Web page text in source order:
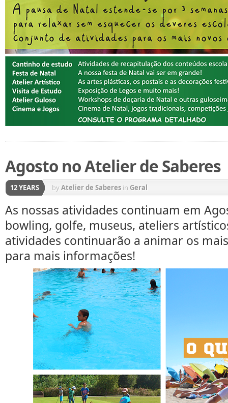
Agosto no Atelier de Saberes
12 YEARS byAtelier de Saberes in Geral
As nossas atividades continuam em
bowling, golfe, museus, ateliers
atividades continuarão a animar os
para mais informações!